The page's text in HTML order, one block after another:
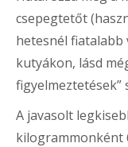
csepegtetőt
hetesnél
kutyákon, lásd
figyelmeztetések”
A javasolt
kilogrammonként